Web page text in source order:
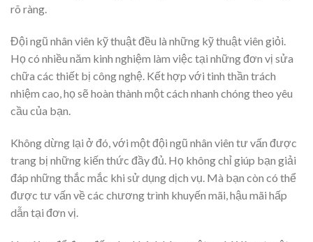
rõ ràng.
Đội ngũ nhân viên kỹ thuật đều là những kỹ thuật viên giỏi.
Họ có nhiều năm kinh nghiệm làm việc tại những đơn vị sửa
chữa các thiết bị công nghệ. Kết hợp với tinh thần trách
nhiệm cao, họ sẽ hoàn thành một cách nhanh chóng theo yêu
cầu của bạn.
Không dừng lại ở đó, với một đội ngũ nhân viên tư vấn được
trang bị những kiến thức đầy đủ. Họ không chỉ giúp bạn giải
đáp những thắc mắc khi sử dụng dịch vụ. Mà bạn còn có thể
được tư vấn về các chương trình khuyến mãi, hậu mãi hấp
dẫn tại đơn vị.